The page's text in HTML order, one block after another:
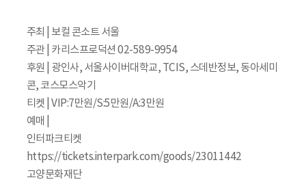
주최 | 보컬 콘소트 서울
주관 | 카리스프로덕션 02-589-9954
후원 | 광인사, 서울사이버대학교, TCIS, 스데반정보, 동아세미
콘, 코스모스악기
티켓 | VIP:7만원/S:5만원/A:3만원
예매 |
인터파크티켓
https://tickets.interpark.com/goods/23011442
고양문화재단